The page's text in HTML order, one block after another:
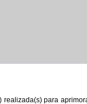
para